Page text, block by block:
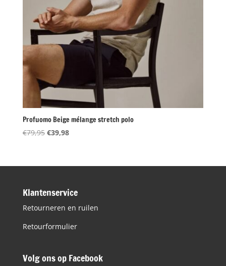
Profuomo Beige mélange stretch polo
€79,95 Oorspronkelijke
€79,95.
€39,98Huidige
€39,98.
Klantenservice
Retourneren en ruilen
Retourformulier
Volg ons op Facebook